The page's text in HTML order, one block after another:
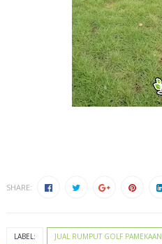
SHARE:
LABEL: JUAL RUMPUT GOLF PAMEKAAN